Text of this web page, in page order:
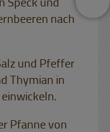
Speck und
nach
und Pfeffer
Thymian in
Pfanne von